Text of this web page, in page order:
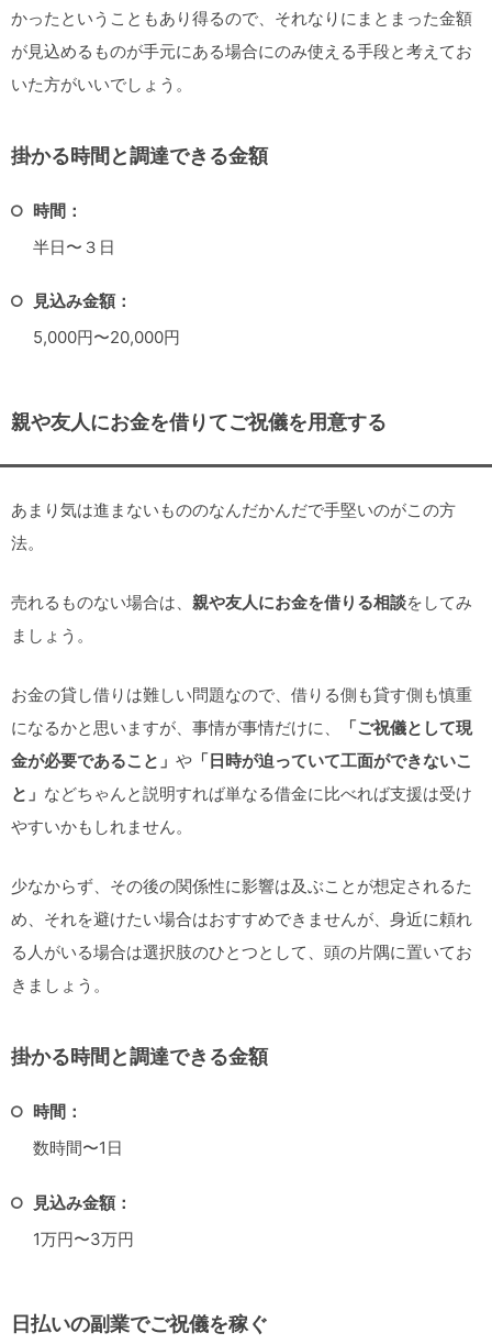
かったということもあり得るので、それなりにまとまった金額
が見込めるものが手元にある場合にのみ使える手段と考えてお
いた方がいいでしょう。
掛かる時間と調達できる金額
時間：
半日〜３日
見込み金額：
5,000円〜20,000円
親や友人にお金を借りてご祝儀を用意する
あまり気は進まないもののなんだかんだで手堅いのがこの方
法。
売れるものない場合は、 親や友人にお金を借りる相談をしてみ
ましょう。
お金の貸し借りは難しい問題なので、借りる側も貸す側も慎重
になるかと思いますが、事情が事情だけに、
「ご祝儀として現
金が必要であること」 や 「日時が迫っていて工面ができないこ
と」 などちゃんと説明すれば単なる借金に比べれば支援は受け
やすいかもしれません。
少なからず、その後の関係性に影響は及ぶことが想定されるた
め、それを避けたい場合はおすすめできませんが、身近に頼れ
る人がいる場合は選択肢のひとつとして、頭の片隅に置いてお
きましょう。
掛かる時間と調達できる金額
時間：
数時間〜1日
見込み金額：
1万円〜3万円
日払いの副業でご祝儀を稼ぐ